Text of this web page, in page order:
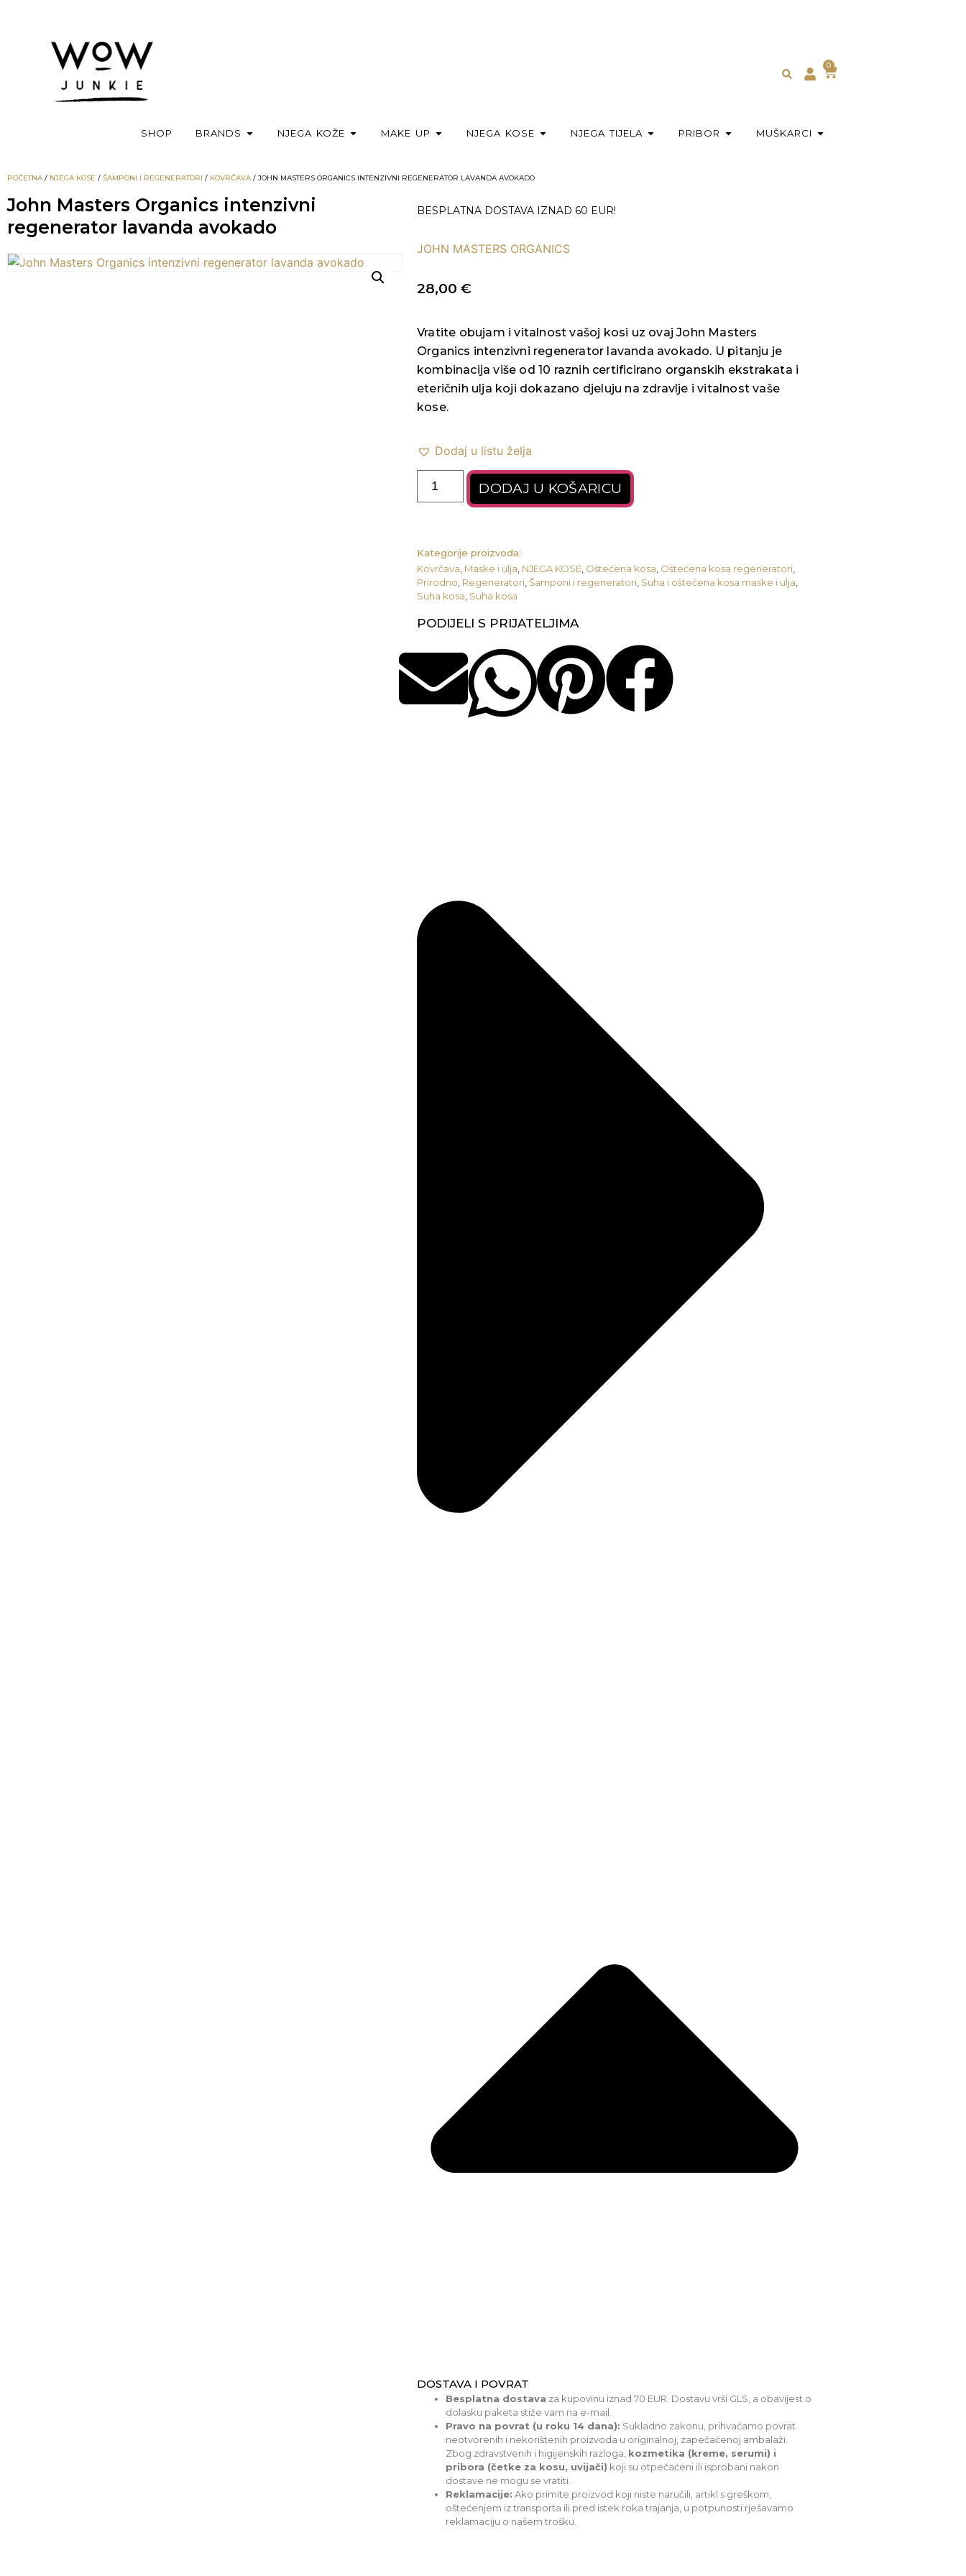
0
SHOP BRANDS NJEGA KOŽE MAKE UP NJEGA KOSE NJEGA TIJELA PRIBOR MUŠKARCI
POČETNA / NJEGA KOSE / ŠAMPONI I REGENERATORI / KOVRČAVA / JOHN MASTERS ORGANICS INTENZIVNI REGENERATOR LAVANDA AVOKADO
John Masters Organics intenzivni
regenerator lavanda avokado
BESPLATNA DOSTAVA IZNAD 60 EUR!
JOHN MASTERS ORGANICS
28,00 €
Vratite obujam i vitalnost vašoj kosi uz ovaj John Masters
Organics intenzivni regenerator lavanda avokado. U pitanju je
kombinacija više od 10 raznih certificirano organskih ekstrakata i
eteričnih ulja koji dokazano djeluju na zdravlje i vitalnost vaše
kose.
Dodaj u listu želja
DODAJ U KOŠARICU
Kategorije proizvoda:
Kovrčava Maske i ulja NJEGA KOSE Oštećena kosa Oštećena kosa regeneratori
Prirodno Regeneratori Šamponi i regeneratori Suha i oštećena kosa maske i ulja
Suha kosa Suha kosa
PODIJELI S PRIJATELJIMA
DOSTAVA I POVRAT
Besplatna dostava za kupovinu iznad 70 EUR. Dostavu vrši GLS, a obavijest o
dolasku paketa stiže vam na e-mail.
Pravo na povrat (u roku 14 dana): Sukladno zakonu, prihvaćamo povrat
neotvorenih i nekorištenih proizvoda u originalnoj, zapečaćenoj ambalaži.
Zbog zdravstvenih i higijenskih razloga, kozmetika (kreme, serumi) i
pribora (četke za kosu, uvijači) koji su otpečaćeni ili isprobani nakon
dostave ne mogu se vratiti.
Reklamacije: Ako primite proizvod koji niste naručili, artikl s greškom,
oštećenjem iz transporta ili pred istek roka trajanja, u potpunosti rješavamo
reklamaciju o našem trošku.